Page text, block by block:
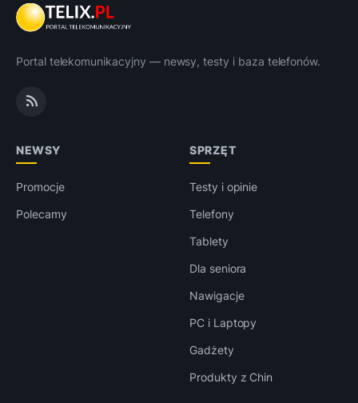
Portal telekomunikacyjny — newsy, testy i baza telefonów.
NEWSY
Promocje
Polecamy
SPRZĘT
Testy i opinie
Telefony
Tablety
Dla seniora
Nawigacje
PC i Laptopy
Gadżety
Produkty z Chin